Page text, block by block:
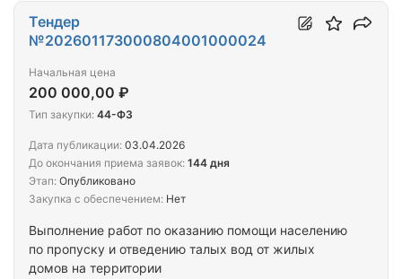
Выполнение работ по оказанию помощи населению
по пропуску и отведению талых вод от жилых
домов на территории
Тендер
№202601173000804001000024
Начальная цена
200 000,00 ₽
Тип закупки: 44-ФЗ
Дата публикации: 03.04.2026
До окончания приема заявок: 144 дня
Этап: Опубликовано
Закупка с обеспечением: Нет